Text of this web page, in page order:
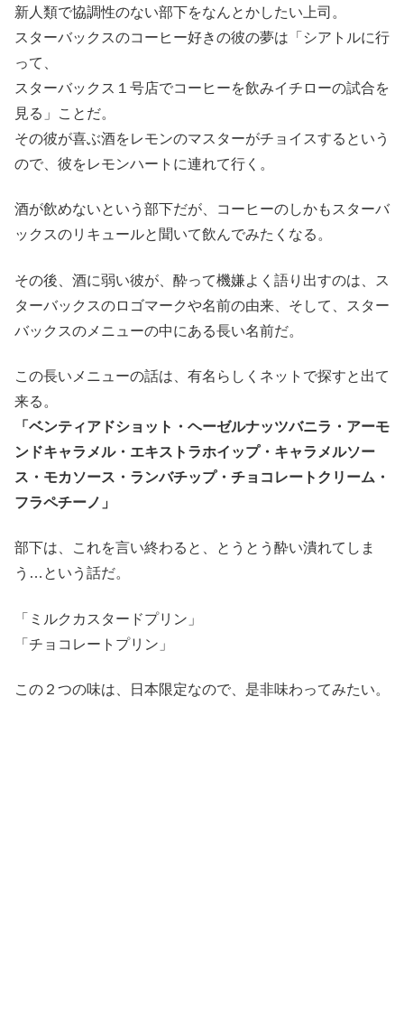
新人類で協調性のない部下をなんとかしたい上司。
スターバックスのコーヒー好きの彼の夢は「シアトルに行
って、
スターバックス１号店でコーヒーを飲みイチローの試合を
見る」ことだ。
その彼が喜ぶ酒をレモンのマスターがチョイスするという
ので、彼をレモンハートに連れて行く。
酒が飲めないという部下だが、コーヒーのしかもスターバ
ックスのリキュールと聞いて飲んでみたくなる。
その後、酒に弱い彼が、酔って機嫌よく語り出すのは、ス
ターバックスのロゴマークや名前の由来、そして、スター
バックスのメニューの中にある長い名前だ。
この長いメニューの話は、有名らしくネットで探すと出て
来る。
「ベンティアドショット・ヘーゼルナッツバニラ・アーモ
ンドキャラメル・エキストラホイップ・キャラメルソー
ス・モカソース・ランバチップ・チョコレートクリーム・
フラペチーノ」
部下は、これを言い終わると、とうとう酔い潰れてしま
う…という話だ。
「ミルクカスタードプリン」
「チョコレートプリン」
この２つの味は、日本限定なので、是非味わってみたい。